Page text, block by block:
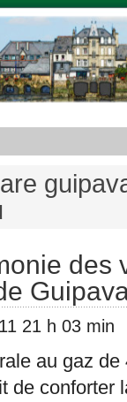
des
21 h 03 min
au gaz
de conforter